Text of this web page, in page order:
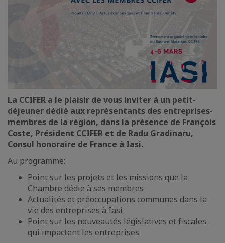
La CCIFER a le plaisir de vous inviter à un petit-
déjeuner dédié aux représentants des entreprises-
membres de la région, dans la présence de François
Coste, Président CCIFER et de Radu Gradinaru,
Consul honoraire de France à Iasi.
Au programme:
Point sur les projets et les missions que la
Chambre dédie à ses membres
Actualités et préoccupations communes dans la
vie des entreprises à Iasi
Point sur les nouveautés législatives et fiscales
qui impactent les entreprises